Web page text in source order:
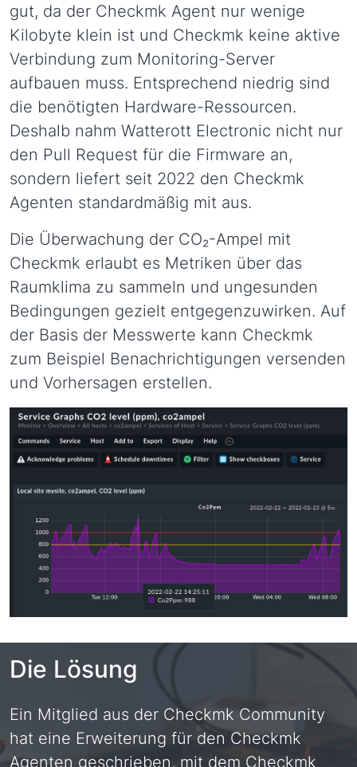
gut, da der Checkmk Agent nur wenige
Kilobyte klein ist und Checkmk keine aktive
Verbindung zum Monitoring-Server
aufbauen muss. Entsprechend niedrig sind
die benötigten Hardware-Ressourcen.
Deshalb nahm Watterott Electronic nicht nur
den Pull Request für die Firmware an,
sondern liefert seit 2022 den Checkmk
Agenten standardmäßig mit aus.
Die Überwachung der CO₂-Ampel mit
Checkmk erlaubt es Metriken über das
Raumklima zu sammeln und ungesunden
Bedingungen gezielt entgegenzuwirken. Auf
der Basis der Messwerte kann Checkmk
zum Beispiel Benachrichtigungen versenden
und Vorhersagen erstellen.
Die Lösung
Ein Mitglied aus der Checkmk Community
hat eine Erweiterung für den Checkmk
Agenten geschrieben, mit dem Checkmk